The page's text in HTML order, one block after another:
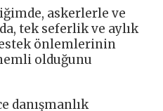
askerlerle ve
tek seferlik ve aylık
önlemlerinin
olduğunu
danışmanlık